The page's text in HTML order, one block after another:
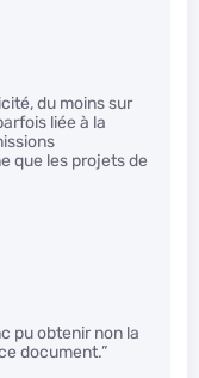
du moins sur
liée à la
que les projets de
pu obtenir non la
document.”